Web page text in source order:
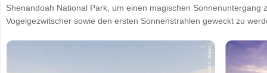
Shenandoah National Park, um einen magischen Sonnenuntergang
Vogelgezwitscher sowie den ersten Sonnenstrahlen geweckt zu